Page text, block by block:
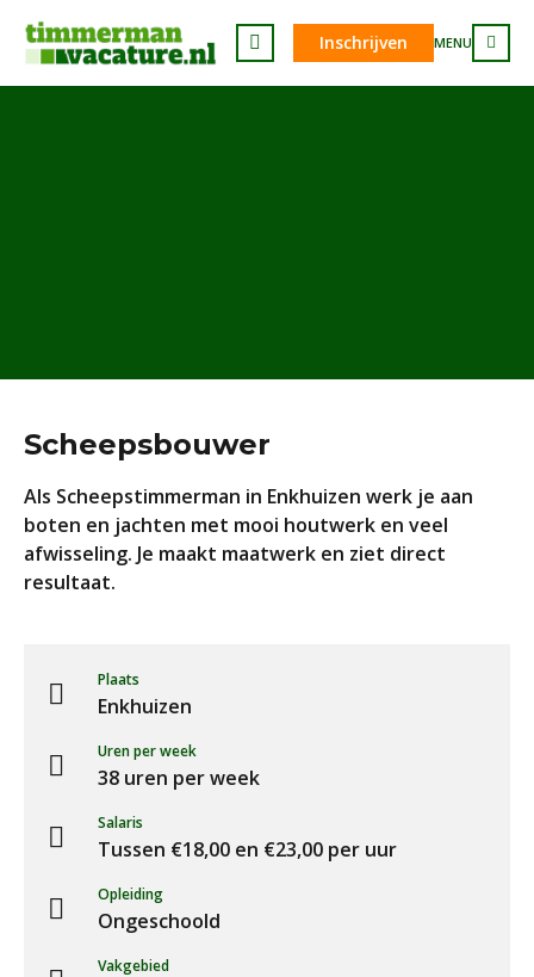
Inschrijven MENU
Scheepsbouwer
Als Scheepstimmerman in Enkhuizen werk je aan
boten en jachten met mooi houtwerk en veel
afwisseling. Je maakt maatwerk en ziet direct
resultaat.
Plaats
Enkhuizen
Uren per week
38 uren per week
Salaris
Tussen €18,00 en €23,00 per uur
Opleiding
Ongeschoold
Vakgebied